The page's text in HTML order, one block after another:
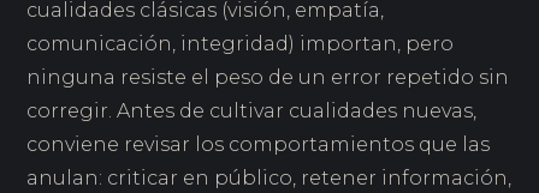
cualidades clásicas (visión, empatía,
comunicación, integridad) importan, pero
ninguna resiste el peso de un error repetido sin
corregir. Antes de cultivar cualidades nuevas,
conviene revisar los comportamientos que las
anulan: criticar en público, retener información,